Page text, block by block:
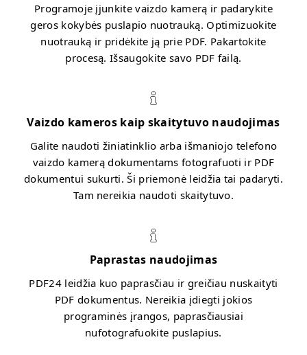
Programoje įjunkite vaizdo kamerą ir padarykite
geros kokybės puslapio nuotrauką. Optimizuokite
nuotrauką ir pridėkite ją prie PDF. Pakartokite
procesą. Išsaugokite savo PDF failą.
Vaizdo kameros kaip skaitytuvo naudojimas
Galite naudoti žiniatinklio arba išmaniojo telefono
vaizdo kamerą dokumentams fotografuoti ir PDF
dokumentui sukurti. Ši priemonė leidžia tai padaryti.
Tam nereikia naudoti skaitytuvo.
Paprastas naudojimas
PDF24 leidžia kuo paprasčiau ir greičiau nuskaityti
PDF dokumentus. Nereikia įdiegti jokios
programinės įrangos, paprasčiausiai
nufotografuokite puslapius.